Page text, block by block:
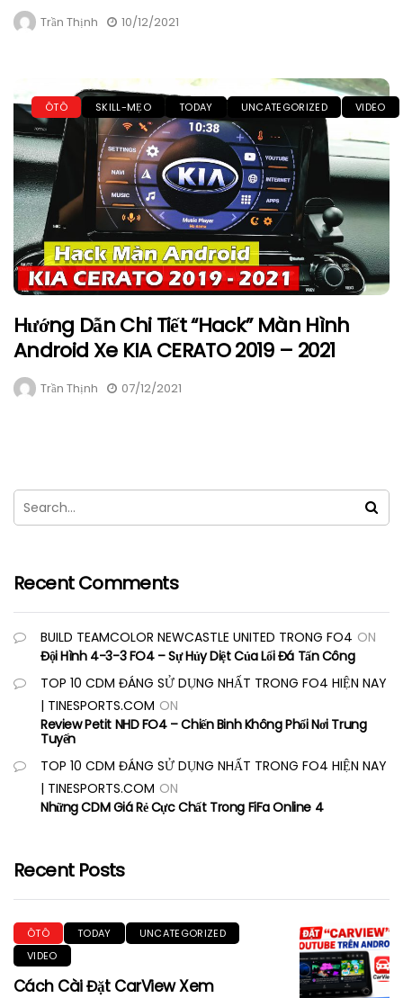
Trần Thịnh 10/12/2021
ÔTÔ SKILL-MẸO TODAY UNCATEGORIZED VIDEO
Hướng Dẫn Chi Tiết “Hack” Màn Hình
Android Xe KIA CERATO 2019 – 2021
Trần Thịnh 07/12/2021
Recent Comments
BUILD TEAMCOLOR NEWCASTLE UNITED TRONG FO4 ON
Đội Hình 4-3-3 FO4 – Sự Hủy Diệt Của Lối Đá Tấn Công
TOP 10 CDM ĐÁNG SỬ DỤNG NHẤT TRONG FO4 HIỆN NAY
| TINESPORTS.COM ON
Review Petit NHD FO4 – Chiến Binh Không Phổi Nơi Trung
Tuyến
TOP 10 CDM ĐÁNG SỬ DỤNG NHẤT TRONG FO4 HIỆN NAY
| TINESPORTS.COM ON
Những CDM Giá Rẻ Cực Chất Trong FiFa Online 4
Recent Posts
ÔTÔ TODAY
UNCATEGORIZED
VIDEO
Cách Cài Đặt CarView Xem